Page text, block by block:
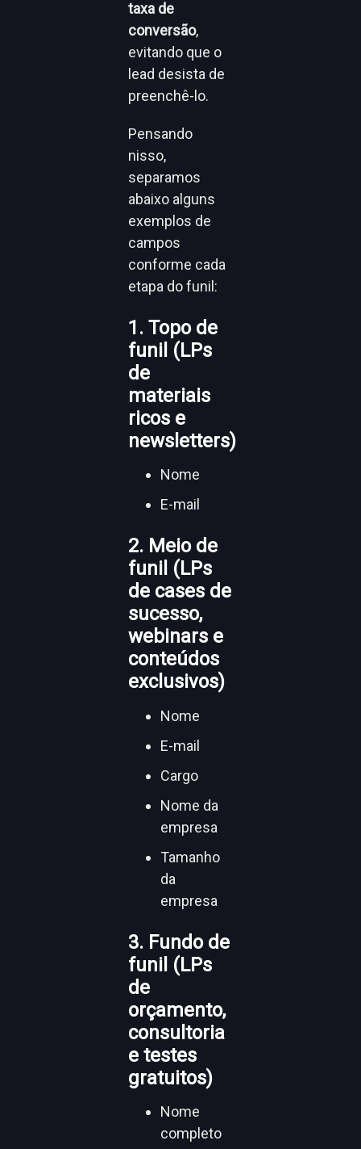
taxa de
conversão,
evitando que o
lead desista de
preenchê-lo.
Pensando
nisso,
separamos
abaixo alguns
exemplos de
campos
conforme cada
etapa do funil:
1. Topo de
funil (LPs
de
materiais
ricos e
newsletters)
Nome
E-mail
2. Meio de
funil (LPs
de cases de
sucesso,
webinars e
conteúdos
exclusivos)
Nome
E-mail
Cargo
Nome da
empresa
Tamanho
da
empresa
3. Fundo de
funil (LPs
de
orçamento,
consultoria
e testes
gratuitos)
Nome
completo